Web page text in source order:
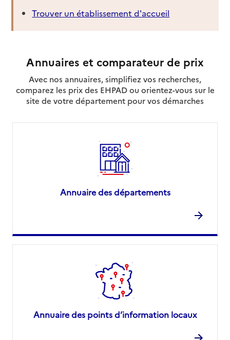
Trouver un établissement d'accueil
Annuaires et comparateur de prix
Avec nos annuaires, simplifiez vos recherches,
comparez les prix des EHPAD ou orientez-vous sur le
site de votre département pour vos démarches
Annuaire des départements
Annuaire des points d’information locaux